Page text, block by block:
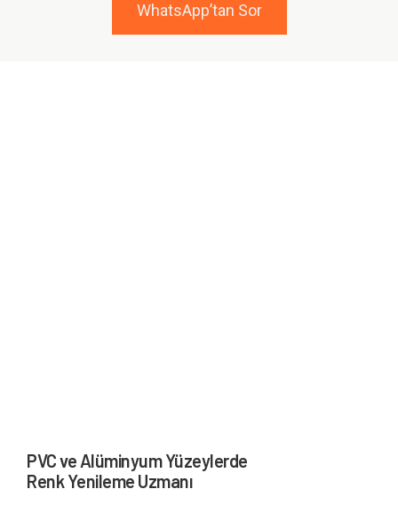
WhatsApp’tan Sor
PVC ve Alüminyum Yüzeylerde
Renk Yenileme Uzmanı